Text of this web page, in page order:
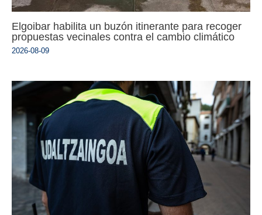
Elgoibar habilita un buzón itinerante para recoger
propuestas vecinales contra el cambio climático
2026-08-09